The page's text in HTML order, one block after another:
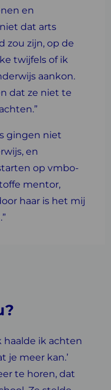
en
dat arts
zou zijn, op de
twijfels of ik
aankon.
dat ze niet te
gingen niet
en
op vmbo-
mentor,
haar is het mij
haalde ik achten
je meer kan.’
te horen, dat